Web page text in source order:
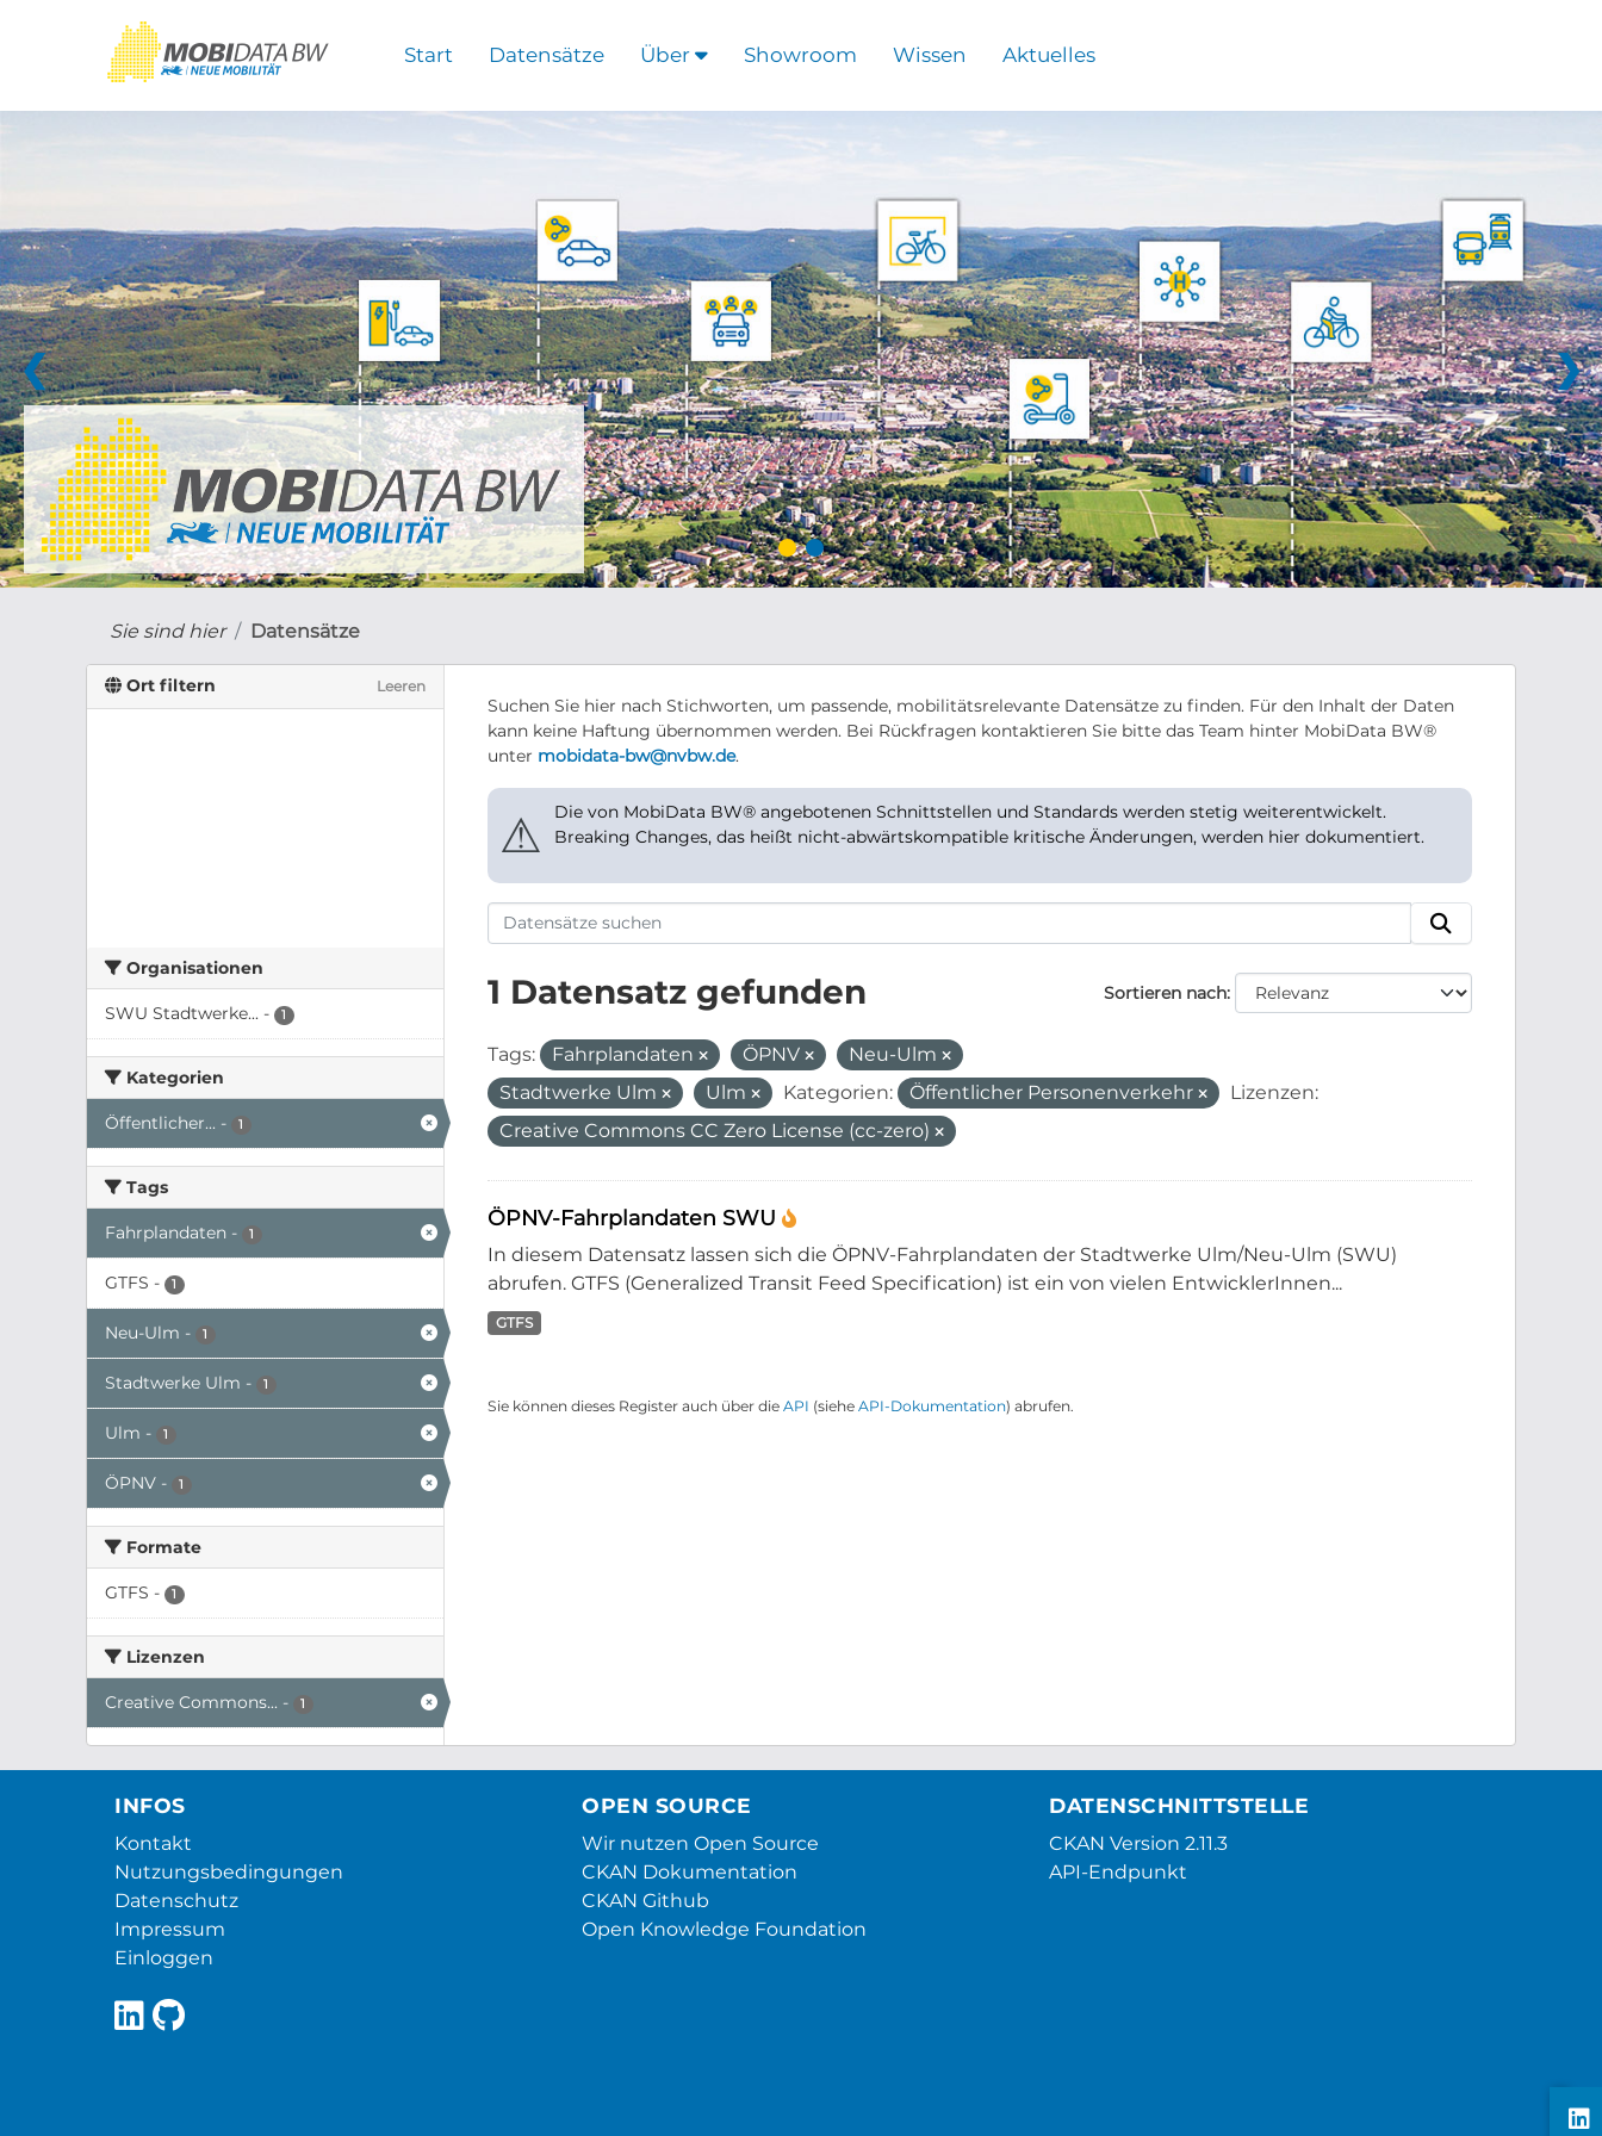
Start Datensätze Über Showroom Wissen Aktuelles
❮ ❯
Sie sind hier Datensätze
Ort filtern Leeren
Organisationen
SWU Stadtwerke... - 1
Kategorien
Öffentlicher... - 1
Tags
Fahrplandaten - 1
GTFS - 1
Neu-Ulm - 1
Stadtwerke Ulm - 1
Ulm - 1
ÖPNV - 1
Formate
GTFS - 1
Lizenzen
Creative Commons... - 1
Suchen Sie hier nach Stichworten, um passende, mobilitätsrelevante Datensätze zu finden. Für den Inhalt der Daten
kann keine Haftung übernommen werden. Bei Rückfragen kontaktieren Sie bitte das Team hinter MobiData BW®
unter mobidata-bw@nvbw.de.
⚠
Die von MobiData BW® angebotenen Schnittstellen und Standards werden stetig weiterentwickelt.
Breaking Changes, das heißt nicht-abwärtskompatible kritische Änderungen, werden hier dokumentiert.
Sortieren nach
1 Datensatz gefunden
Tags: Fahrplandaten ÖPNV
Neu-Ulm
Stadtwerke Ulm
Ulm Kategorien: Öffentlicher Personenverkehr
Lizenzen:
Creative Commons CC Zero License (cc-zero)
ÖPNV-Fahrplandaten SWU
In diesem Datensatz lassen sich die ÖPNV-Fahrplandaten der Stadtwerke Ulm/Neu-Ulm (SWU)
abrufen. GTFS (Generalized Transit Feed Specification) ist ein von vielen EntwicklerInnen...
GTFS
Sie können dieses Register auch über die API (siehe API-Dokumentation) abrufen.
INFOS
Kontakt
Nutzungsbedingungen
Datenschutz
Impressum
Einloggen
OPEN SOURCE
Wir nutzen Open Source
CKAN Dokumentation
CKAN Github
Open Knowledge Foundation
DATENSCHNITTSTELLE
CKAN Version 2.11.3
API-Endpunkt